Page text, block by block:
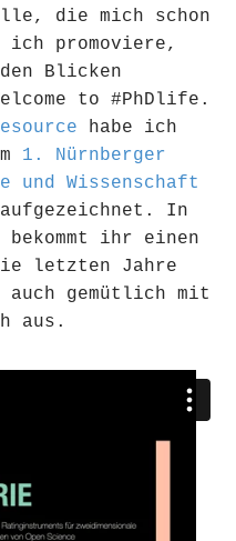
die mich schon
ich promoviere,
Blicken
to #PhDlife.
habe ich
1. Nürnberger
und Wissenschaft
aufgezeichnet. In
bekommt ihr einen
letzten Jahre
gemütlich mit
aus.